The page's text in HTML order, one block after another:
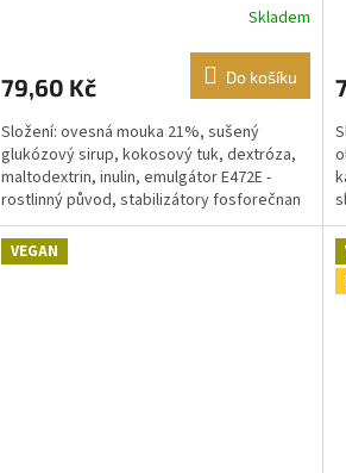
Skladem
79,60 Kč Do košíku
Složení: ovesná mouka 21%, sušený
glukózový sirup, kokosový tuk, dextróza,
maltodextrin, inulin, emulgátor E472E -
rostlinný původ, stabilizátory fosforečnan
draselný,...
VEGAN